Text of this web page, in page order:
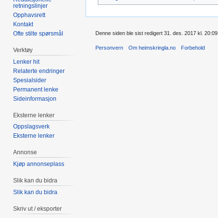
retningslinjer
Opphavsrett
Kontakt
Ofte stilte spørsmål
Verktøy
Lenker hit
Relaterte endringer
Spesialsider
Permanent lenke
Sideinformasjon
Eksterne lenker
Oppslagsverk
Eksterne lenker
Annonse
Kjøp annonseplass
Slik kan du bidra
Slik kan du bidra
Skriv ut / eksporter
Denne siden ble sist redigert 31. des. 2017 kl.
Personvern Om heimskringla.no Forbehold